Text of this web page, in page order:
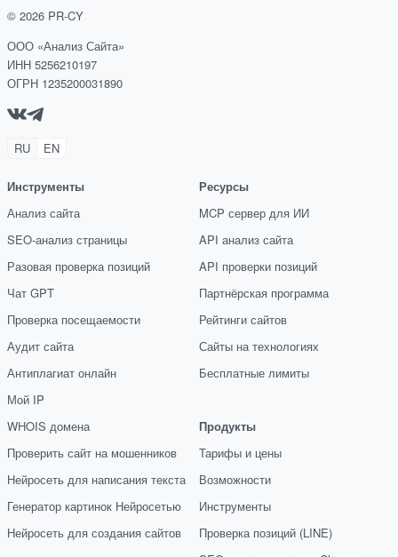
© 2026 PR-CY
ООО «Анализ Сайта»
ИНН 5256210197
ОГРН 1235200031890
RU EN
Инструменты
Анализ сайта
SEO-анализ страницы
Разовая проверка позиций
Чат GPT
Проверка посещаемости
Аудит сайта
Антиплагиат онлайн
Мой IP
WHOIS домена
Проверить сайт на мошенников
Нейросеть для написания текста
Генератор картинок Нейросетью
Нейросеть для создания сайтов
Ресурсы
MCP сервер для ИИ
API анализ сайта
API проверки позиций
Партнёрская программа
Рейтинги сайтов
Сайты на технологиях
Бесплатные лимиты
Продукты
Тарифы и цены
Возможности
Инструменты
Проверка позиций (LINE)